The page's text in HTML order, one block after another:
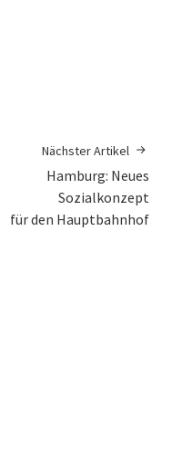
Nächster Artikel
Hamburg: Neues
Sozialkonzept
für den Hauptbahnhof